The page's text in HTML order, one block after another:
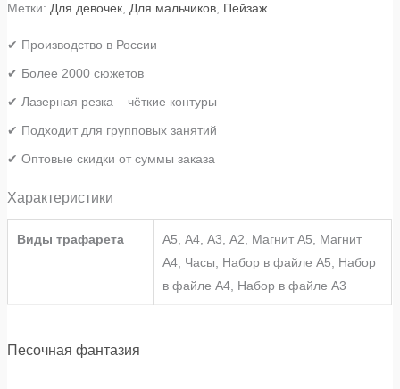
Метки:Для девочек,Для мальчиков, Пейзаж
✔ Производство в России
✔ Более 2000 сюжетов
✔ Лазерная резка – чёткие контуры
✔ Подходит для групповых занятий
✔ Оптовые скидки от суммы заказа
Характеристики
Виды трафарета
А5, А4, А3, А2, Магнит А5, Магнит
А4, Часы, Набор в файле А5, Набор
в файле А4, Набор в файле А3
Песочная фантазия